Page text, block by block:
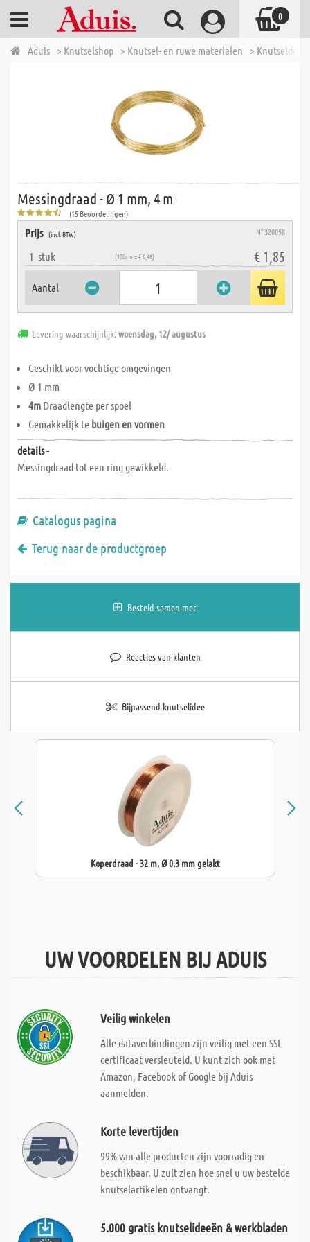
Aduis > Knutselshop > Knutsel- en ruwe materialen >
Messingdraad - Ø 1 mm, 4 m
(15 Beoordelingen)
Prijs (incl. BTW) N° 320058
1 stuk (100cm = € 0,46) € 1,85
Aantal
Levering waarschijnlijk:woensdag, 12/ augustus
Geschikt voor vochtige omgevingen
Ø 1 mm
4m Draadlengte per spoel
Gemakkelijk te buigen en vormen
details -
Messingdraad tot een ring gewikkeld.
Catalogus pagina
Terug naar de productgroep
Besteld samen met
Reacties van klanten
Bijpassend knutselidee
Koperdraad - 32 m, Ø 0,3 mm gelakt
UW VOORDELEN BIJ ADUIS
Veilig winkelen
Alle dataverbindingen zijn veilig met een SSL
certificaat versleuteld. U kunt zich ook met
Amazon, Facebook of Google bij Aduis
aanmelden.
Korte levertijden
99% van alle producten zijn voorradig en
beschikbaar. U zult zien hoe snel u uw bestelde
knutselartikelen ontvangt.
5.000 gratis knutselideeën & werkbladen
0